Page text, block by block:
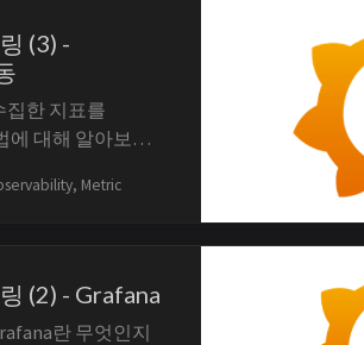
(3) -
집한 지표를
에 대해 알아보도
모니터링 (2) -
Metric
(2) - Grafana
란 무엇인지